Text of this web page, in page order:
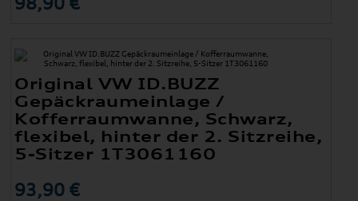
Original VW ID.BUZZ
Gepäckraumeinlage /
Kofferraumwanne, Schwarz,
flexibel, hinter der 2. Sitzreihe,
5-Sitzer 1T3061160
93,90 €